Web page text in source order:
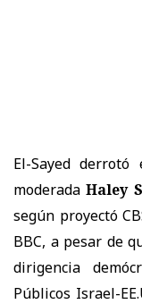
El-Sayed
moderada Haley
según proyectó
BBC, a pesar de
dirigencia
Públicos Israel-